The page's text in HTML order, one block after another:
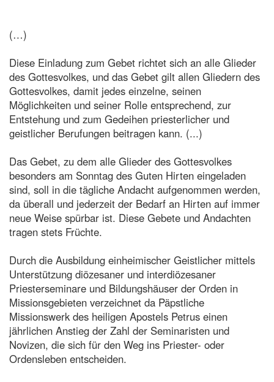
(…)
Diese Einladung zum Gebet richtet sich an alle Glieder
des Gottesvolkes, und das Gebet gilt allen Gliedern des
Gottesvolkes, damit jedes einzelne, seinen
Möglichkeiten und seiner Rolle entsprechend, zur
Entstehung und zum Gedeihen priesterlicher und
geistlicher Berufungen beitragen kann. (...)
Das Gebet, zu dem alle Glieder des Gottesvolkes
besonders am Sonntag des Guten Hirten eingeladen
sind, soll in die tägliche Andacht aufgenommen werden,
da überall und jederzeit der Bedarf an Hirten auf immer
neue Weise spürbar ist. Diese Gebete und Andachten
tragen stets Früchte.
Durch die Ausbildung einheimischer Geistlicher mittels
Unterstützung diözesaner und interdiözesaner
Priesterseminare und Bildungshäuser der Orden in
Missionsgebieten verzeichnet da Päpstliche
Missionswerk des heiligen Apostels Petrus einen
jährlichen Anstieg der Zahl der Seminaristen und
Novizen, die sich für den Weg ins Priester- oder
Ordensleben entscheiden.